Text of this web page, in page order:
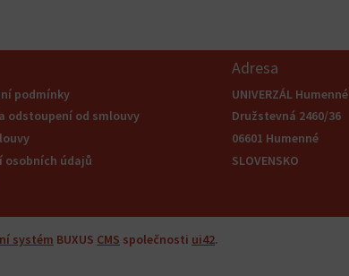
podmínky
odstoupení od smlouvy
osobních údajů
Adresa
UNIVERZÁL Humenné
Družstevná 2460/36
06601 Humenné
SLOVENSKO
systém BUXUS CMS společnosti ui42.